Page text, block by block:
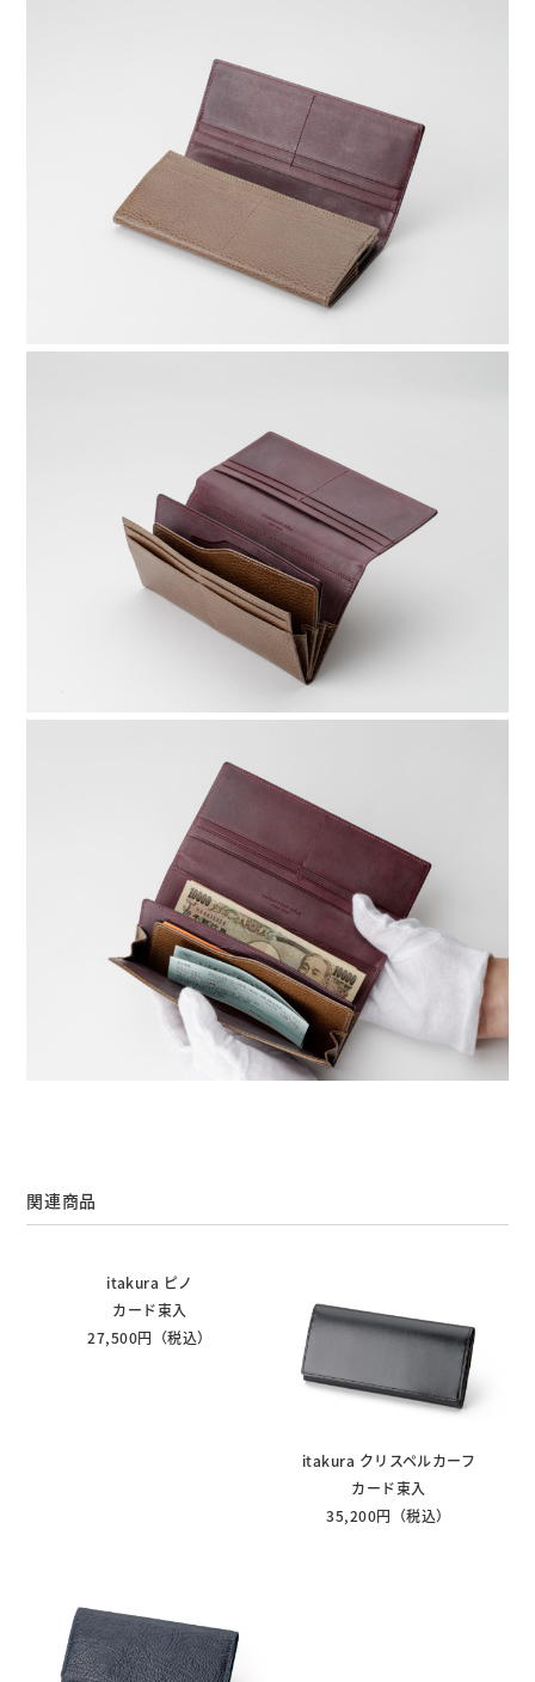
関連商品
itakura ピノ
カード束入
27,500円（税込）
itakura クリスペルカーフ
カード束入
35,200円（税込）